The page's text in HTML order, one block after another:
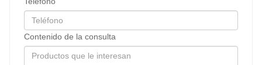
Contenido de la consulta